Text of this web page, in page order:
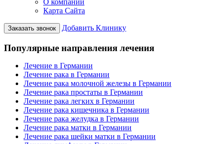
Карта Сайта
Заказать звонок Добавить Клинику
Популярные направления лечения
Лечение в Германии
Лечение рака в Германии
Лечение рака молочной железы в Германии
Лечение рака простаты в Германии
Лечение рака легких в Германии
Лечение рака кишечника в Германии
Лечение рака желудка в Германии
Лечение рака матки в Германии
Лечение рака шейки матки в Германии